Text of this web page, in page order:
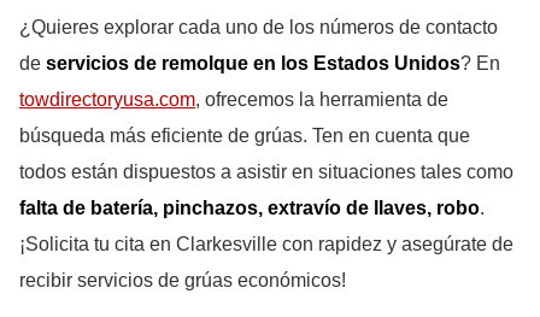
¿Quieres explorar cada uno de los números de contacto
de servicios de remolque en los Estados Unidos? En
towdirectoryusa.com, ofrecemos la herramienta de
búsqueda más eficiente de grúas. Ten en cuenta que
todos están dispuestos a asistir en situaciones tales como
falta de batería, pinchazos, extravío de llaves, robo.
¡Solicita tu cita en Clarkesville con rapidez y asegúrate de
recibir servicios de grúas económicos!